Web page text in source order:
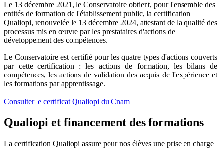
Le 13 décembre 2021, le Conservatoire obtient, pour l'ensemble des
entités de formation de l'établissement public, la certification
Qualiopi, renouvelée le 13 décembre 2024, attestant de la qualité des
processus mis en œuvre par les prestataires d'actions de
développement des compétences.
Le Conservatoire est certifié pour les quatre types d'actions couverts
par cette certification : les actions de formation, les bilans de
compétences, les actions de validation des acquis de l'expérience et
les formations par apprentissage.
Consulter le certificat Qualiopi du Cnam
Qualiopi et financement des formations
La certification Qualiopi assure pour nos élèves une prise en charge